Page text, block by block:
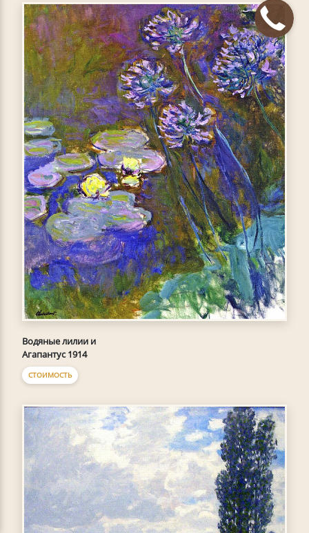
Водяные лилии и
Агапантус 1914
СТОИМОСТЬ